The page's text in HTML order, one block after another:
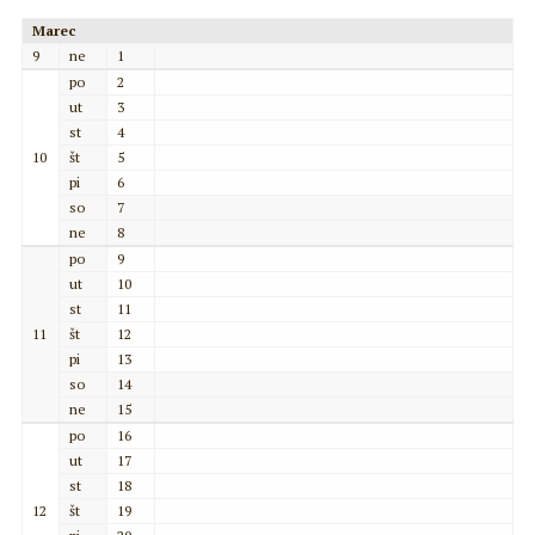
Marec
9
ne 1
10
po
2
ut
3
st
4
št
5
pi
6
so
7
ne
8
11
po
9
ut
10
st
11
št
12
pi
13
so
14
ne
15
12
po
16
ut
17
st
18
št
19